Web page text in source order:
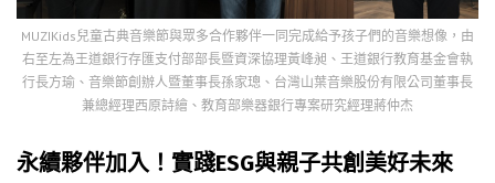
MUZIKids兒童古典音樂節與眾多合作夥伴一同完成給予孩子們的音樂想像，由
右至左為王道銀行存匯支付部部長暨資深協理黃峰昶、王道銀行教育基金會執
行長方瑜、音樂節創辦人暨董事長孫家璁、台灣山葉音樂股份有限公司董事長
兼總經理西原詩繪、教育部樂器銀行專案研究經理蔣仲杰
永續夥伴加入！實踐ESG與親子共創美好未來